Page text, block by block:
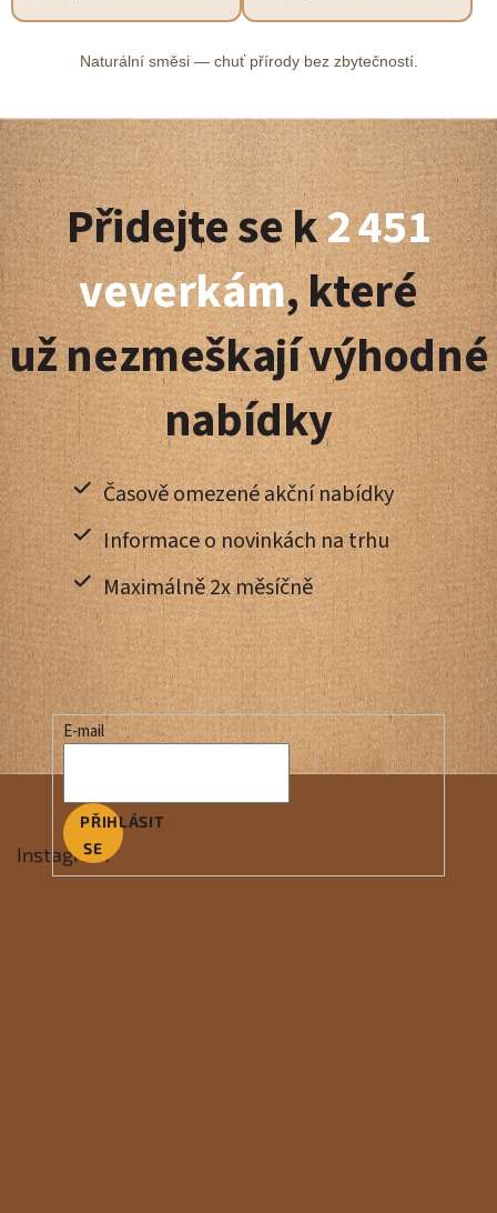
u
Naturální směsi — chuť přírody bez zbytečností.
Z
á
p
a
t
í
Přidejte se k2 451
veverkám, které
už nezmeškají výhodné
nabídky
Časově omezené akční nabídky
Informace o novinkách na trhu
Maximálně 2x měsíčně
E-mail
PŘIHLÁSIT
SE
Instagram